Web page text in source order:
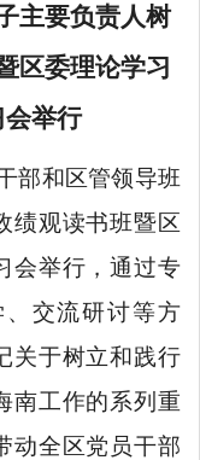
主要负责人树
区委理论学习
举行
部和区管领导班
绩观读书班暨区
会举行，通过专
交流研讨等方
关于树立和践行
南工作的系列重
动全区党员干部